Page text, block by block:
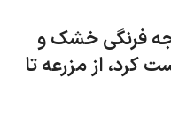
فرنگی خشک و
از مزرعه تا